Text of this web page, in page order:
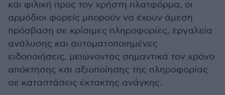
και φιλική προς τον χρήστη πλατφόρμα, οι
αρμόδιοι φορείς μπορούν να έχουν άμεση
πρόσβαση σε κρίσιμες πληροφορίες, εργαλεία
ανάλυσης και αυτοματοποιημένες
ειδοποιήσεις, μειώνοντας σημαντικά τον χρόνο
απόκτησης και αξιοποίησης της πληροφορίας
σε καταστάσεις έκτακτης ανάγκης.